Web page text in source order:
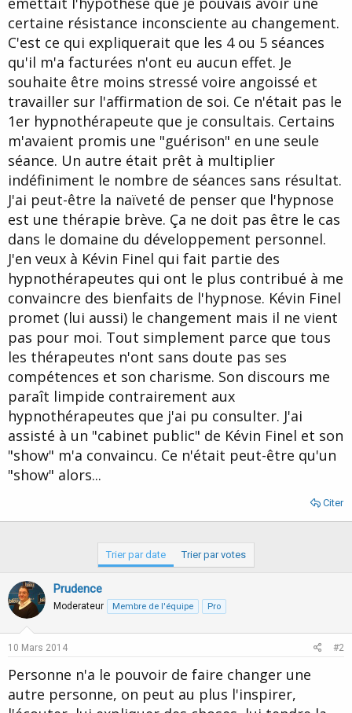
c
u
s
s
i
o
certaine résistance inconsciente au changement.
C'est ce qui expliquerait que les 4 ou 5 séances
qu'il m'a facturées n'ont eu aucun effet. Je
souhaite être moins stressé voire angoissé et
travailler sur l'affirmation de soi. Ce n'était pas le
1er hypnothérapeute que je consultais. Certains
m'avaient promis une "guérison" en une seule
séance. Un autre était prêt à multiplier
indéfiniment le nombre de séances sans résultat.
J'ai peut-être la naïveté de penser que l'hypnose
est une thérapie brève. Ça ne doit pas être le cas
dans le domaine du développement personnel.
J'en veux à Kévin Finel qui fait partie des
hypnothérapeutes qui ont le plus contribué à me
convaincre des bienfaits de l'hypnose. Kévin Finel
promet (lui aussi) le changement mais il ne vient
pas pour moi. Tout simplement parce que tous
les thérapeutes n'ont sans doute pas ses
compétences et son charisme. Son discours me
paraît limpide contrairement aux
hypnothérapeutes que j'ai pu consulter. J'ai
assisté à un "cabinet public" de Kévin Finel et son
"show" m'a convaincu. Ce n'était peut-être qu'un
"show" alors...
Citer
Trier par date Trier par votes
Prudence
Moderateur Membre de l'équipe Pro
10 Mars 2014 #2
Personne n'a le pouvoir de faire changer une
autre personne, on peut au plus l'inspirer,